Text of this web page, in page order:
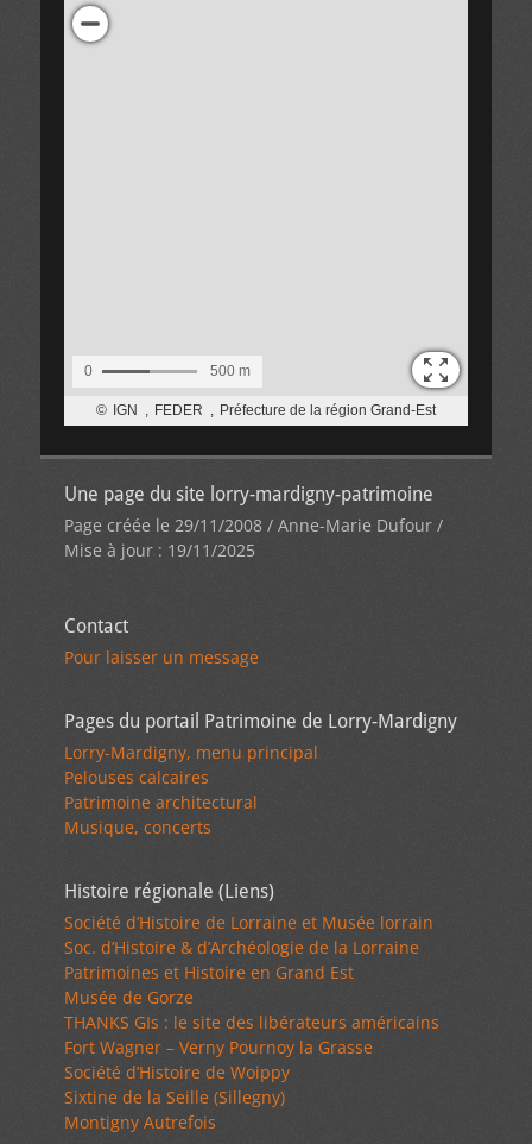
Une page du site lorry-mardigny-patrimoine
Page créée le 29/11/2008 / Anne-Marie Dufour /
Mise à jour : 19/11/2025
Contact
Pour laisser un message
Pages du portail Patrimoine de Lorry-Mardigny
Lorry-Mardigny, menu principal
Pelouses calcaires
Patrimoine architectural
Musique, concerts
Histoire régionale (Liens)
Société d’Histoire de Lorraine et Musée lorrain
Soc. d’Histoire & d’Archéologie de la Lorraine
Patrimoines et Histoire en Grand Est
Musée de Gorze
THANKS GIs : le site des libérateurs américains
Fort Wagner – Verny Pournoy la Grasse
Société d’Histoire de Woippy
Sixtine de la Seille (Sillegny)
Montigny Autrefois